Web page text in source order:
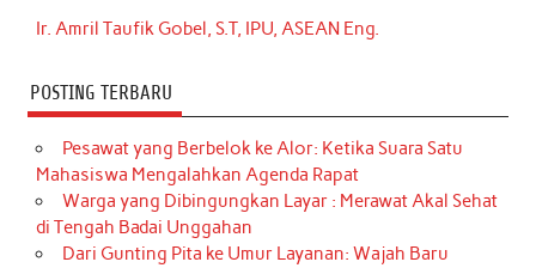
Ir. Amril Taufik Gobel, S.T, IPU, ASEAN Eng.
POSTING TERBARU
Pesawat yang Berbelok ke Alor: Ketika Suara Satu
Mahasiswa Mengalahkan Agenda Rapat
Warga yang Dibingungkan Layar : Merawat Akal Sehat
di Tengah Badai Unggahan
Dari Gunting Pita ke Umur Layanan: Wajah Baru